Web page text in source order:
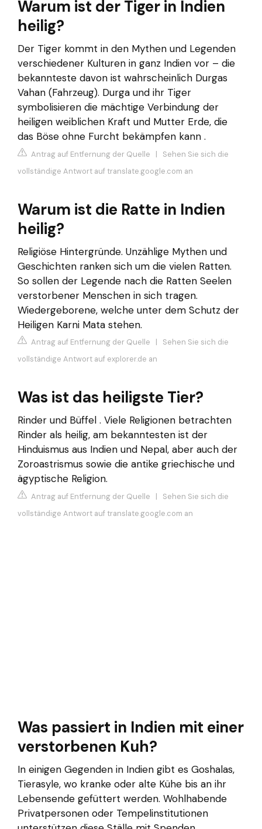
Warum ist der Tiger in Indien
heilig?
Der Tiger kommt in den Mythen und Legenden
verschiedener Kulturen in ganz Indien vor – die
bekannteste davon ist wahrscheinlich Durgas
Vahan (Fahrzeug). Durga und ihr Tiger
symbolisieren die mächtige Verbindung der
heiligen weiblichen Kraft und Mutter Erde, die
das Böse ohne Furcht bekämpfen kann .
Antrag auf Entfernung der Quelle | Sehen Sie sich die
vollständige Antwort auf translate.google.com an
Warum ist die Ratte in Indien
heilig?
Religiöse Hintergründe. Unzählige Mythen und
Geschichten ranken sich um die vielen Ratten.
So sollen der Legende nach die Ratten Seelen
verstorbener Menschen in sich tragen.
Wiedergeborene, welche unter dem Schutz der
Heiligen Karni Mata stehen.
Antrag auf Entfernung der Quelle | Sehen Sie sich die
vollständige Antwort auf explorer.de an
Was ist das heiligste Tier?
Rinder und Büffel . Viele Religionen betrachten
Rinder als heilig, am bekanntesten ist der
Hinduismus aus Indien und Nepal, aber auch der
Zoroastrismus sowie die antike griechische und
ägyptische Religion.
Antrag auf Entfernung der Quelle | Sehen Sie sich die
vollständige Antwort auf translate.google.com an
Was passiert in Indien mit einer
verstorbenen Kuh?
In einigen Gegenden in Indien gibt es Goshalas,
Tierasyle, wo kranke oder alte Kühe bis an ihr
Lebensende gefüttert werden. Wohlhabende
Privatpersonen oder Tempelinstitutionen